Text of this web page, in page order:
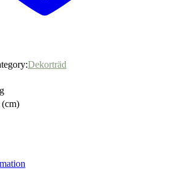
Dekorträd
(cm)